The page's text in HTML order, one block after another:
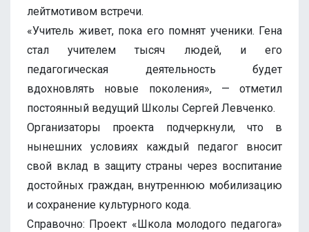
лейтмотивом встречи.
«Учитель живет, пока его помнят ученики. Гена
стал учителем тысяч людей, и его
педагогическая деятельность будет
вдохновлять новые поколения», — отметил
постоянный ведущий Школы Сергей Левченко.
Организаторы проекта подчеркнули, что в
нынешних условиях каждый педагог вносит
свой вклад в защиту страны через воспитание
достойных граждан, внутреннюю мобилизацию
и сохранение культурного кода.
Справочно: Проект «Школа молодого педагога»